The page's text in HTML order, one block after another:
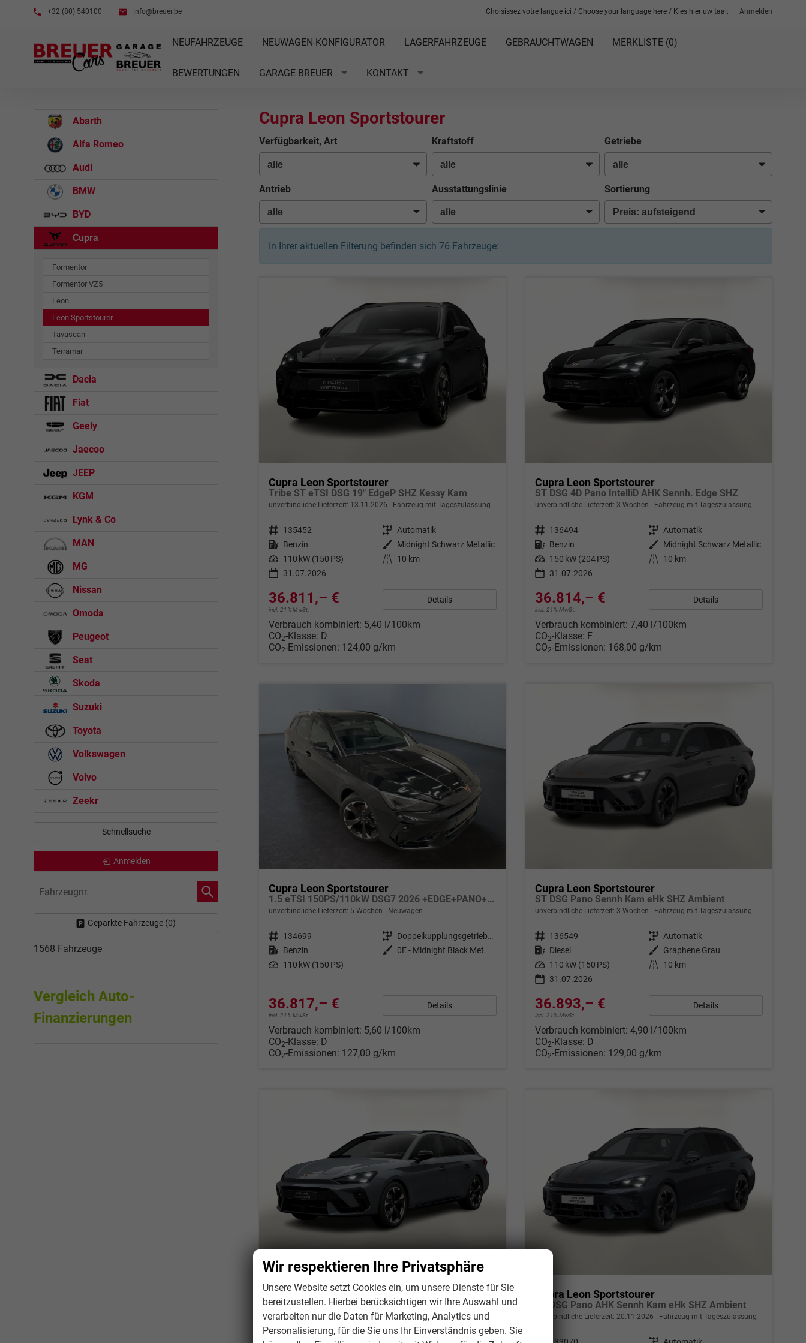
+32 (80) 540100 info@breuer.be Anmelden
Choisissez votre langue ici / Choose your language here / Kies hier uw taal:
NEUFAHRZEUGE NEUWAGEN-KONFIGURATOR LAGERFAHRZEUGE GEBRAUCHTWAGEN MERKLISTE (0)
BEWERTUNGEN GARAGE BREUER KONTAKT
Cupra Leon Sportstourer
Verfügbarkeit, Art Kraftstoff Getriebe
Antrieb Ausstattungslinie Sortierung
In Ihrer aktuellen Filterung befinden sich 76 Fahrzeuge:
Cupra Leon Sportstourer
Tribe ST eTSI DSG 19" EdgeP SHZ Kessy Kam
unverbindliche Lieferzeit: 13.11.2026 Fahrzeug mit Tageszulassung
Fahrzeugnr. 135452 Getriebe Automatik
Kraftstoff Benzin Außenfarbe
Midnight Schwarz Metallic
Leistung 110 kW (150 PS) Kilometerstand
10 km
31.07.2026
36.811,– €
incl. 21% MwSt.
Details
Verbrauch kombiniert: 5,40 l/100km
CO2-Klasse: D
CO2-Emissionen: 124,00 g/km
Cupra Leon Sportstourer
ST DSG 4D Pano IntelliD AHK Sennh. Edge SHZ
unverbindliche Lieferzeit: 3 Wochen Fahrzeug mit Tageszulassung
Fahrzeugnr. 136494 Getriebe Automatik
Kraftstoff Benzin Außenfarbe
Midnight Schwarz Metallic
Leistung 150 kW (204 PS) Kilometerstand
10 km
31.07.2026
36.814,– €
incl. 21% MwSt.
Details
Verbrauch kombiniert: 7,40 l/100km
CO2-Klasse: F
CO2-Emissionen: 168,00 g/km
Cupra Leon Sportstourer
1.5 eTSI 150PS/110kW DSG7 2026 +EDGE+PANO+INTELLIGENT DRIVE
unverbindliche Lieferzeit: 5 Wochen Neuwagen
Fahrzeugnr. 134699 Getriebe
Doppelkupplungsgetriebe (DSG)
Kraftstoff Benzin Außenfarbe
0E - Midnight Black Met.
Leistung 110 kW (150 PS)
36.817,– €
incl. 21% MwSt.
Details
Verbrauch kombiniert: 5,60 l/100km
CO2-Klasse: D
CO2-Emissionen: 127,00 g/km
Cupra Leon Sportstourer
ST DSG Pano Sennh Kam eHk SHZ Ambient
unverbindliche Lieferzeit: 3 Wochen Fahrzeug mit Tageszulassung
Fahrzeugnr. 136549 Getriebe Automatik
Kraftstoff Diesel Außenfarbe
Graphene Grau
Leistung 110 kW (150 PS) Kilometerstand
10 km
31.07.2026
36.893,– €
incl. 21% MwSt.
Details
Verbrauch kombiniert: 4,90 l/100km
CO2-Klasse: D
CO2-Emissionen: 129,00 g/km
Cupra Leon Sportstourer
ST 4Drive AHK EdgeP SennH SHZ LED ACC 18Z
unverbindliche Lieferzeit:16.10.2026 Neuwagen
Cupra Leon Sportstourer
ST DSG Pano AHK Sennh Kam eHk SHZ Ambient
unverbindliche Lieferzeit: 20.11.2026 Fahrzeug mit Tageszulassung
Abarth
Alfa Romeo
Audi
BMW
BYD
Cupra
Formentor
Formentor VZ5
Leon
Leon Sportstourer
Tavascan
Terramar
Dacia
Fiat
Geely
Jaecoo
JEEP
KGM
Lynk & Co
MAN
MG
Nissan
Omoda
Peugeot
Seat
Skoda
Suzuki
Toyota
Volkswagen
Volvo
Zeekr
Schnellsuche
Anmelden
Fahrzeugnr.
Geparkte Fahrzeuge (0)
1568 Fahrzeuge
Vergleich Auto-
Finanzierungen
Wir respektieren Ihre Privatsphäre
Unsere Website setzt Cookies ein, um unsere Dienste für Sie
bereitzustellen. Hierbei berücksichtigen wir Ihre Auswahl und
verarbeiten nur die Daten für Marketing, Analytics und
Personalisierung, für die Sie uns Ihr Einverständnis geben. Sie